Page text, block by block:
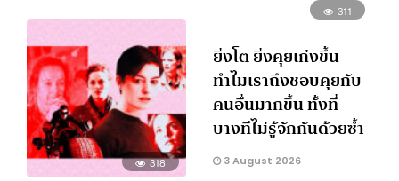
318
311
ยิ่งโต ยิ่งคุยเก่งขึ้น
ทำไมเราถึงชอบคุยกับ
คนอื่นมากขึ้น ทั้งที่
บางทีไม่รู้จักกันด้วยซ้ำ
3 August 2026